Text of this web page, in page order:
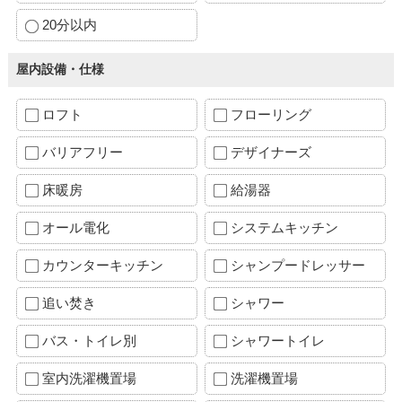
20分以内
屋内設備・仕様
ロフト フローリング
バリアフリー デザイナーズ
床暖房 給湯器
オール電化 システムキッチン
カウンターキッチン シャンプードレッサー
追い焚き シャワー
バス・トイレ別 シャワートイレ
室内洗濯機置場 洗濯機置場